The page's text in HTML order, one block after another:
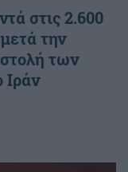
στις 2.600
την
των
Ιράν